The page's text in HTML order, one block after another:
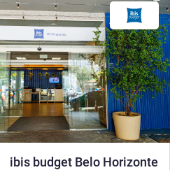
ibis budget Belo Horizonte